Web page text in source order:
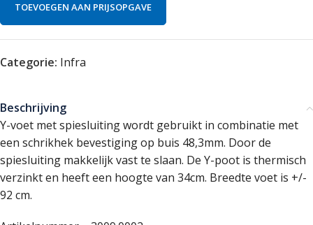
TOEVOEGEN AAN PRIJSOPGAVE
Categorie: Infra
Beschrijving
Y-voet met spiesluiting wordt gebruikt in combinatie met
een schrikhek bevestiging op buis 48,3mm. Door de
spiesluiting makkelijk vast te slaan. De Y-poot is thermisch
verzinkt en heeft een hoogte van 34cm. Breedte voet is +/-
92 cm.